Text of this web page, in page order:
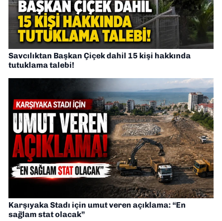
Savcılıktan Başkan Çiçek dahil 15 kişi hakkında
tutuklama talebi!
Karşıyaka Stadı için umut veren açıklama: “En
sağlam stat olacak”